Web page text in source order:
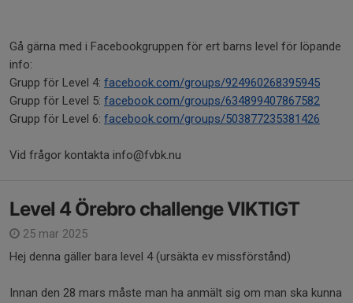
Gå gärna med i Facebookgruppen för ert barns level för löpande
info:
Grupp för Level 4: facebook.com/groups/924960268395945
Grupp för Level 5: facebook.com/groups/634899407867582
Grupp för Level 6: facebook.com/groups/503877235381426
Vid frågor kontakta info@fvbk.nu
Level 4 Örebro challenge VIKTIGT
25 mar 2025
Hej denna gäller bara level 4 (ursäkta ev missförstånd)
Innan den 28 mars måste man ha anmält sig om man ska kunna